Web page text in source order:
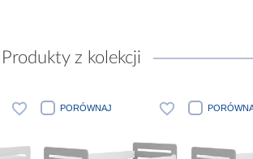
Produkty z kolekcji
PORÓWNAJ PORÓWNAJ